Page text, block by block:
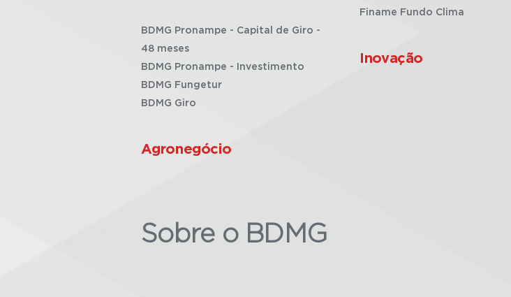
BDMG Pronampe - Capital de Giro -
48 meses
BDMG Pronampe - Investimento
BDMG Fungetur
BDMG Giro
Agronegócio
Finame Fundo Clima
Inovação
Sobre o BDMG